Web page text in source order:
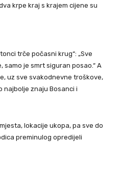
krpe kraj s krajem cijene su
trče počasni krug“: „Sve
je smrt siguran posao.“ A
uz sve svakodnevne troškove,
najbolje znaju Bosanci i
lokacije ukopa, pa sve do
preminulog opredijeli